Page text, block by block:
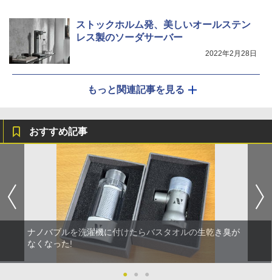
ストックホルム発、美しいオールステン
レス製のソーダサーバー
2022年2月28日
もっと関連記事を見る
おすすめ記事
ナノバブルを洗濯機に付けたらバスタオルの生乾き臭が
なくなった!
● ● ●